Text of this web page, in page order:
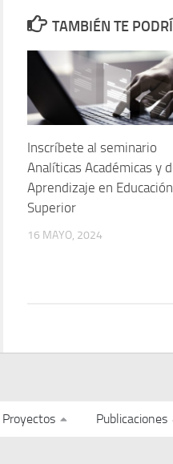
TAMBIÉN TE
Inscríbete al seminario
Analíticas Académicas y
Aprendizaje en Educación
Superior
16 MAYO, 2024
Proyectos Publicaciones